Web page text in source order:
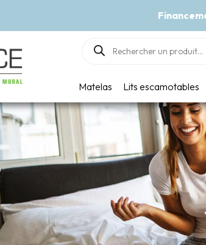
Financement
Products
search
Matelas Lits escamotables